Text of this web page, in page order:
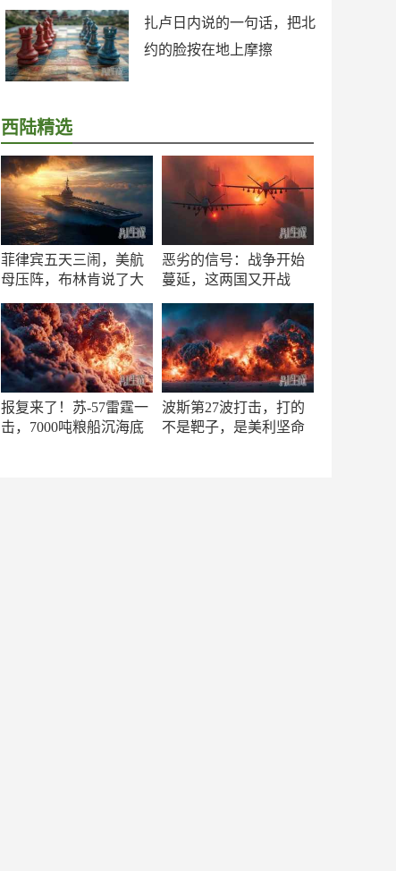
扎卢日内说的一句话，把北
约的脸按在地上摩擦
西陆精选
菲律宾五天三闹，美航
母压阵，布林肯说了大
恶劣的信号：战争开始
蔓延，这两国又开战
报复来了！苏-57雷霆一
击，7000吨粮船沉海底
波斯第27波打击，打的
不是靶子，是美利坚命